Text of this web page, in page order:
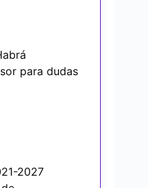
para dudas
2027